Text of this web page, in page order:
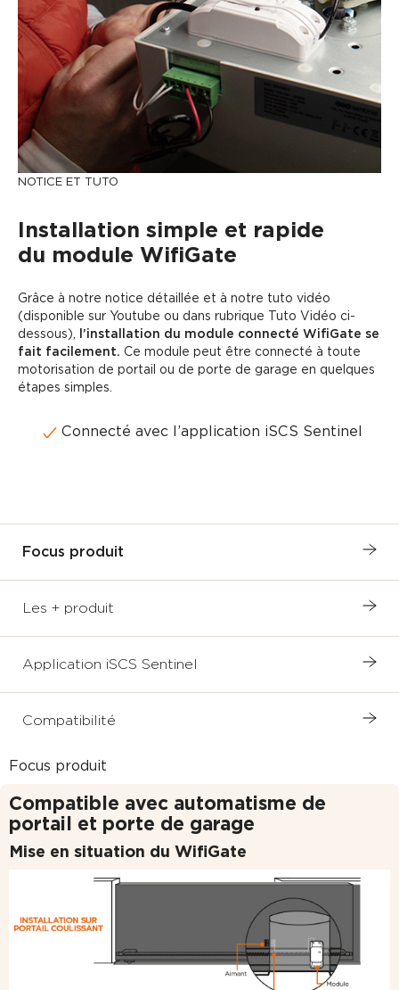
NOTICE ET TUTO
Installation simple et rapide
du module WifiGate
Grâce à notre notice détaillée et à notre tuto vidéo
(disponible sur Youtube ou dans rubrique Tuto Vidéo ci-
dessous),
l’installation du module connecté WifiGate se
fait facilement. Ce module peut être connecté à toute
motorisation de portail ou de porte de garage en quelques
étapes simples.
Connecté avec l’application iSCS Sentinel
Focus produit
Les + produit
Application iSCS Sentinel
Compatibilité
Focus produit
Compatible avec automatisme de
portail et porte de garage
Mise en situation du WifiGate